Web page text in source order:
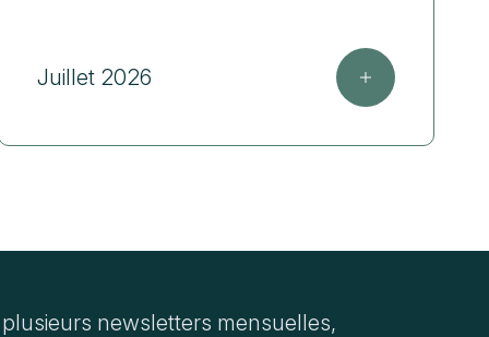
Juillet 2026
newsletters mensuelles,